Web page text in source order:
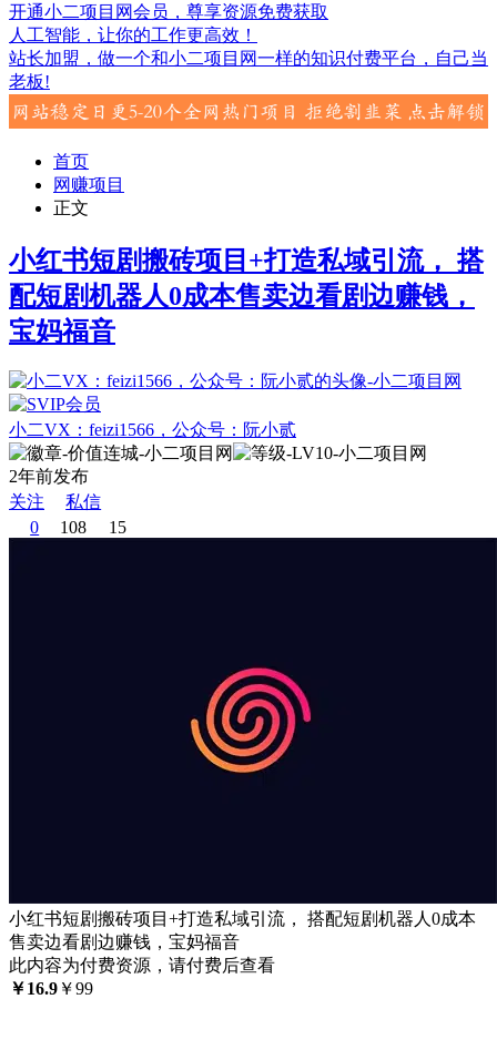
开通小二项目网会员，尊享资源免费获取
人工智能，让你的工作更高效！
站长加盟，做一个和小二项目网一样的知识付费平台，自己当
老板!
首页
网赚项目
正文
小红书短剧搬砖项目+打造私域引流， 搭
配短剧机器人0成本售卖边看剧边赚钱，
宝妈福音
小二VX：feizi1566，公众号：阮小贰
2年前发布
关注
私信
0
108 15
小红书短剧搬砖项目+打造私域引流， 搭配短剧机器人0成本
售卖边看剧边赚钱，宝妈福音
此内容为付费资源，请付费后查看
￥16.9 ￥99